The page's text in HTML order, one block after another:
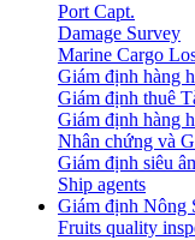
Port Capt.
Damage Survey
Marine Cargo
Giám định hàng
Giám định thuê
Giám định hàng
Nhân chứng và
Giám định siêu
Ship agents
Giám định Nông
Fruits quality